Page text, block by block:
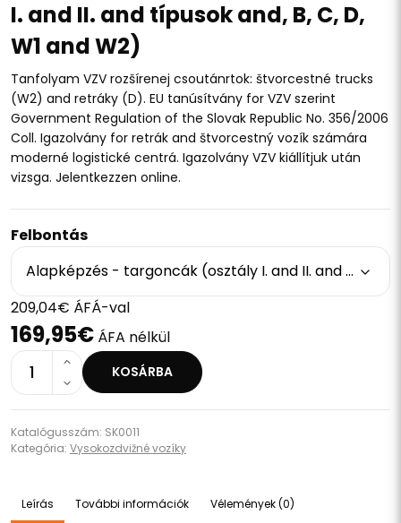
I. and II. and típusok and, B, C, D,
W1 and W2)
Tanfolyam VZV rozšírenej csoutánrtok: štvorcestné trucks
(W2) and retráky (D). EU tanúsítvány for VZV szerint
Government Regulation of the Slovak Republic No. 356/2006
Coll. Igazolvány for retrák and štvorcestný vozík számára
moderné logistické centrá. Igazolvány VZV kiállítjuk után
vizsga. Jelentkezzen online.
Felbontás
Alapképzés - targoncák (osztály I. and II. and típusok and, B, C, D, W1 and W2)
209,04€ ÁFÁ-val
169,95€ ÁFA nélkül
1 KOSÁRBA
Katalógusszám: SK0011
Kategória: Vysokozdvižné vozíky
Leírás További információk Vélemények (0)